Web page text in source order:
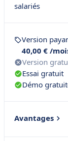
salariés
Version
40,00 € /
Version
Essai gratuit
Démo
Avantages